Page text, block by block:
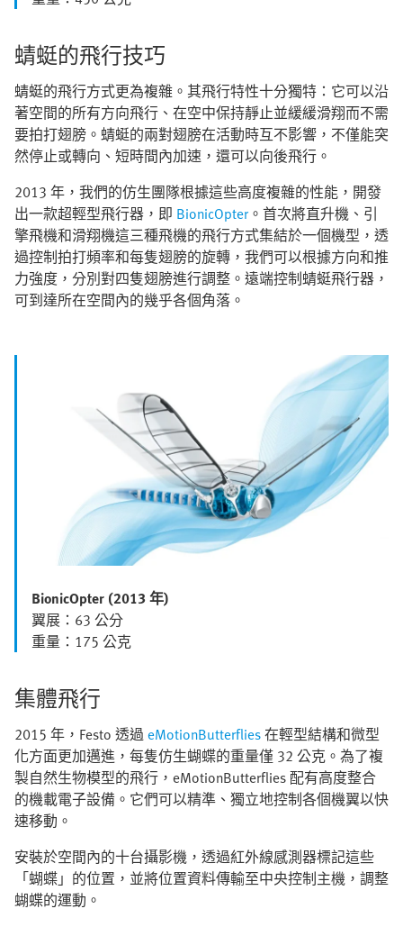
蜻蜓的飛行技巧
蜻蜓的飛行方式更為複雜。其飛行特性十分獨特：它可以沿
著空間的所有方向飛行、在空中保持靜止並緩緩滑翔而不需
要拍打翅膀。蜻蜓的兩對翅膀在活動時互不影響，不僅能突
然停止或轉向、短時間內加速，還可以向後飛行。
2013 年，我們的仿生團隊根據這些高度複雜的性能，開發
出一款超輕型飛行器，即 BionicOpter 。首次將直升機、引
擎飛機和滑翔機這三種飛機的飛行方式集結於一個機型，透
過控制拍打頻率和每隻翅膀的旋轉，我們可以根據方向和推
力強度，分別對四隻翅膀進行調整。遠端控制蜻蜓飛行器，
可到達所在空間內的幾乎各個角落。
BionicOpter (2013 年)
翼展：63 公分
重量：175 公克
集體飛行
2015 年，Festo 透過 eMotionButterflies在輕型結構和微型
化方面更加邁進，每隻仿生蝴蝶的重量僅 32 公克。為了複
製自然生物模型的飛行，eMotionButterflies 配有高度整合
的機載電子設備。它們可以精準、獨立地控制各個機翼以快
速移動。
安裝於空間內的十台攝影機，透過紅外線感測器標記這些
「蝴蝶」的位置，並將位置資料傳輸至中央控制主機，調整
蝴蝶的運動。